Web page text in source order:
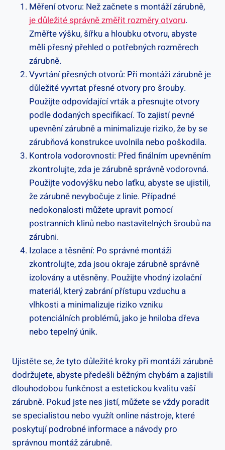
Měření otvoru: Než začnete s montáží zárubně,
je důležité správně změřit rozměry otvoru.
Změřte výšku, šířku a hloubku otvoru, abyste
měli přesný přehled o potřebných rozměrech
zárubně.
Vyvrtání přesných otvorů: Při montáži zárubně je
důležité vyvrtat přesné otvory pro šrouby.
Použijte odpovídající vrták a přesnujte otvory
podle dodaných specifikací. To zajistí pevné
upevnění zárubně a minimalizuje riziko, že by se
zárubňová konstrukce uvolnila nebo poškodila.
Kontrola vodorovnosti: Před finálním upevněním
zkontrolujte, zda je zárubně správně vodorovná.
Použijte vodovýšku nebo laťku, abyste se ujistili,
že zárubně nevybočuje z linie. Případné
nedokonalosti můžete upravit pomocí
postranních klinů nebo nastavitelných šroubů na
zárubni.
Izolace a těsnění: Po správné montáži
zkontrolujte, zda jsou okraje zárubně správně
izolovány a utěsněny. Použijte vhodný izolační
materiál, který zabrání přístupu vzduchu a
vlhkosti a minimalizuje riziko vzniku
potenciálních problémů, jako je hniloba dřeva
nebo tepelný únik.
Ujistěte se, že tyto důležité kroky při montáži zárubně
dodržujete, abyste předešli běžným chybám a zajistili
dlouhodobou funkčnost a estetickou kvalitu vaší
zárubně. Pokud jste nes jistí, můžete se vždy poradit
se specialistou nebo využít online nástroje, které
poskytují podrobné informace a návody pro
správnou montáž zárubně.